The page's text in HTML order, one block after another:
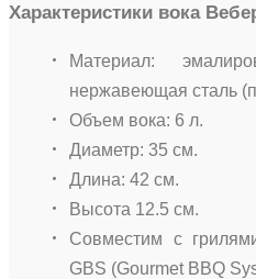
Характеристики вока
Материал:
нержавеющая сталь
Объем вока: 6 л.
Диаметр: 35 см.
Длина: 42 см.
Высота 12.5 см.
Совместим с
GBS (Gourmet BBQ